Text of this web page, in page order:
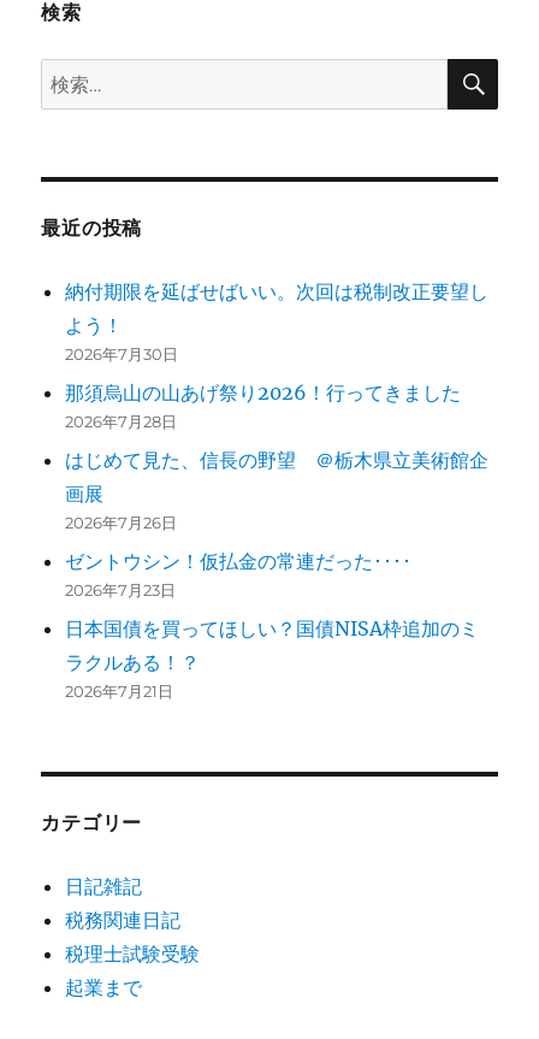
検索
検
索:
検
最近の投稿
納付期限を延ばせばいい。次回は税制改正要望し
よう！
2026年7月30日
那須烏山の山あげ祭り2026！行ってきました
2026年7月28日
はじめて見た、信長の野望 ＠栃木県立美術館企
画展
2026年7月26日
ゼントウシン！仮払金の常連だった････
2026年7月23日
日本国債を買ってほしい？国債NISA枠追加のミ
ラクルある！？
2026年7月21日
カテゴリー
日記雑記
税務関連日記
税理士試験受験
起業まで